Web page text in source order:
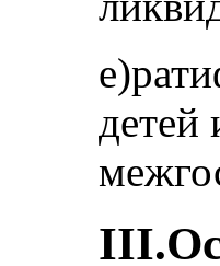
детей